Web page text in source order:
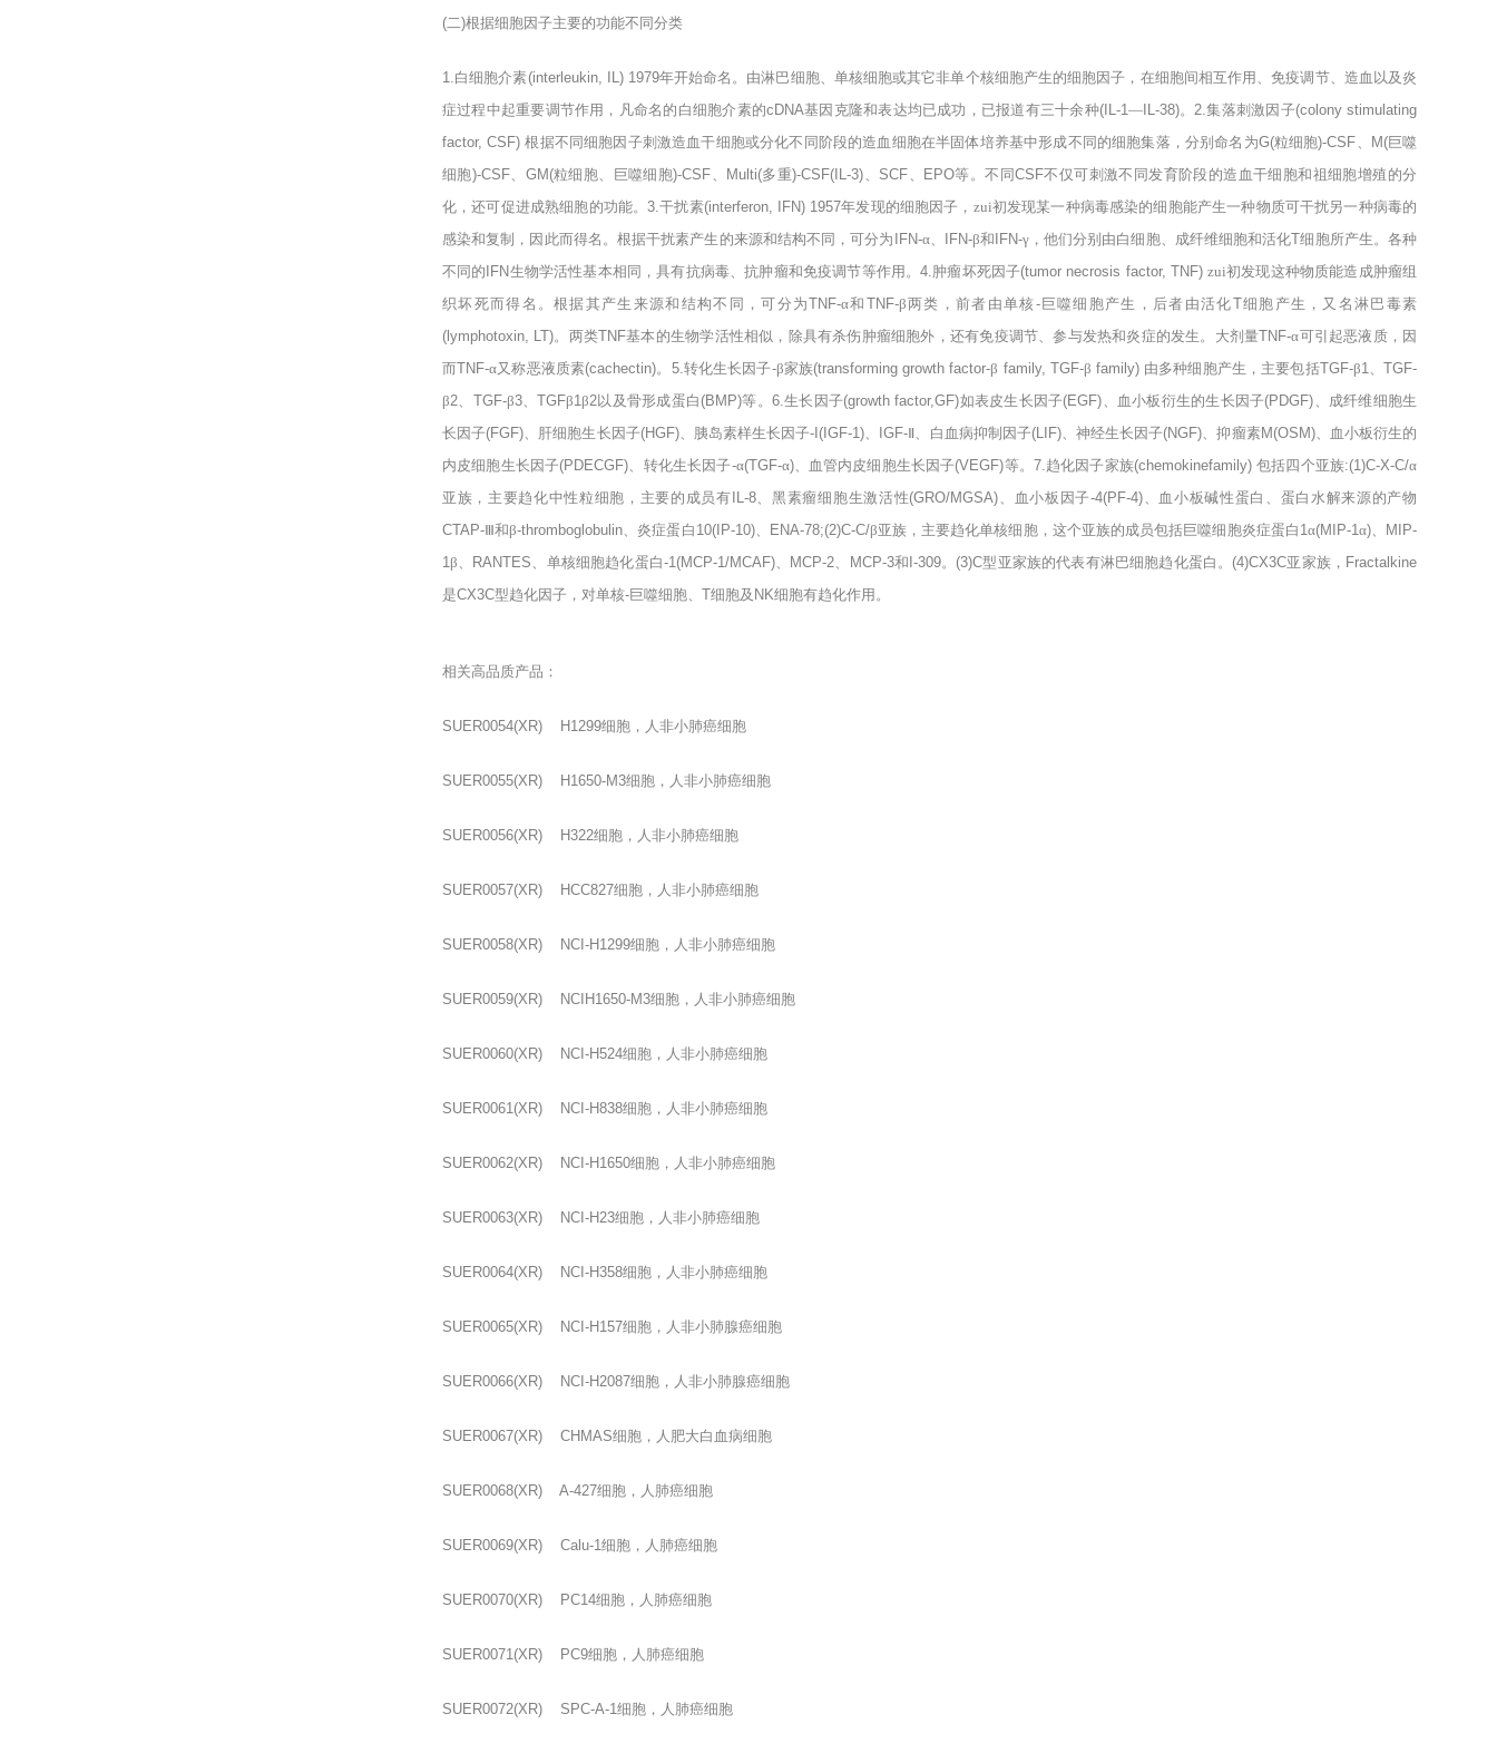
(二)根据细胞因子主要的功能不同分类
1.白细胞介素(interleukin, IL) 1979年开始命名。由淋巴细胞、单核细胞或其它非单个核细胞产生的细胞因子，在细胞间相互作用、免疫调节、造血以及炎
症过程中起重要调节作用，凡命名的白细胞介素的cDNA基因克隆和表达均已成功，已报道有三十余种(IL-1―IL-38)。2.集落刺激因子(colony stimulating
factor, CSF) 根据不同细胞因子刺激造血干细胞或分化不同阶段的造血细胞在半固体培养基中形成不同的细胞集落，分别命名为G(粒细胞)-CSF、 M(巨噬
细胞)-CSF、 GM(粒细胞、巨噬细胞)-CSF、 Multi(多重)-CSF(IL-3)、 SCF、 EPO等。不同CSF不仅可刺激不同发育阶段的造血干细胞和祖细胞增殖的分
化，还可促进成熟细胞的功能。3.干扰素(interferon, IFN) 1957年发现的细胞因子，zui初发现某一种病毒感染的细胞能产生一种物质可干扰另一种病毒的
感染和复制，因此而得名。根据干扰素产生的来源和结构不同，可分为 IFN-α、 IFN-β和 IFN-γ，他们分别由白细胞、成纤维细胞和活化T细胞所产生。各种
不同的 IFN生物学活性基本相同，具有抗病毒、抗肿瘤和免疫调节等作用。4.肿瘤坏死因子(tumor necrosis factor, TNF) zui初发现这种物质能造成肿瘤组
织坏死而得名。根据其产生来源和结构不同，可分为TNF-α和 TNF-β两类，前者由单核-巨噬细胞产生，后者由活化T细胞产生，又名淋巴毒素
(lymphotoxin, LT)。两类TNF基本的生物学活性相似，除具有杀伤肿瘤细胞外，还有免疫调节、参与发热和炎症的发生。大剂量TNF-α可引起恶液质，因
而TNF-α又称恶液质素(cachectin)。 5.转化生长因子-β家族(transforming growth factor-β family, TGF-β family) 由多种细胞产生，主要包括TGF-β1、TGF-
β2、 TGF-β3、 TGFβ1β2以及骨形成蛋白 (BMP)等。 6.生长因子(growth factor,GF)如表皮生长因子(EGF)、血小板衍生的生长因子(PDGF)、成纤维细胞生
长因子(FGF)、肝细胞生长因子(HGF)、胰岛素样生长因子-I(IGF-1)、 IGF-Ⅱ、白血病抑制因子(LIF)、神经生长因子(NGF)、抑瘤素M(OSM)、血小板衍生的
内皮细胞生长因子(PDECGF)、转化生长因子-α(TGF-α)、血管内皮细胞生长因子(VEGF)等。 7.趋化因子家族(chemokinefamily) 包括四个亚族:(1)C-X-C/α
亚族，主要趋化中性粒细胞，主要的成员有 IL-8、黑素瘤细胞生激活性(GRO/MGSA)、血小板因子-4(PF-4)、血小板碱性蛋白、蛋白水解来源的产物
CTAP-Ⅲ和β-thromboglobulin、炎症蛋白 10(IP-10)、 ENA-78;(2)C-C/β亚族，主要趋化单核细胞，这个亚族的成员包括巨噬细胞炎症蛋白 1α(MIP-1α)、
MIP-
1β、 RANTES、单核细胞趋化蛋白-1(MCP-1/MCAF)、 MCP-2、 MCP-3和 I-309。 (3)C型亚家族的代表有淋巴细胞趋化蛋白。 (4)CX3C亚家族， Fractalkine
是CX3C型趋化因子，对单核-巨噬细胞、 T细胞及 NK细胞有趋化作用。
相关高品质产品：
SUER0054(XR) H1299细胞，人非小肺癌细胞
SUER0055(XR) H1650-M3细胞，人非小肺癌细胞
SUER0056(XR) H322细胞，人非小肺癌细胞
SUER0057(XR) HCC827细胞，人非小肺癌细胞
SUER0058(XR) NCI-H1299细胞，人非小肺癌细胞
SUER0059(XR) NCIH1650-M3细胞，人非小肺癌细胞
SUER0060(XR) NCI-H524细胞，人非小肺癌细胞
SUER0061(XR) NCI-H838细胞，人非小肺癌细胞
SUER0062(XR) NCI-H1650细胞，人非小肺癌细胞
SUER0063(XR) NCI-H23细胞，人非小肺癌细胞
SUER0064(XR) NCI-H358细胞，人非小肺癌细胞
SUER0065(XR) NCI-H157细胞，人非小肺腺癌细胞
SUER0066(XR) NCI-H2087细胞，人非小肺腺癌细胞
SUER0067(XR) CHMAS细胞，人肥大白血病细胞
SUER0068(XR) A-427细胞，人肺癌细胞
SUER0069(XR) Calu-1细胞，人肺癌细胞
SUER0070(XR) PC14细胞，人肺癌细胞
SUER0071(XR) PC9细胞，人肺癌细胞
SUER0072(XR) SPC-A-1细胞，人肺癌细胞